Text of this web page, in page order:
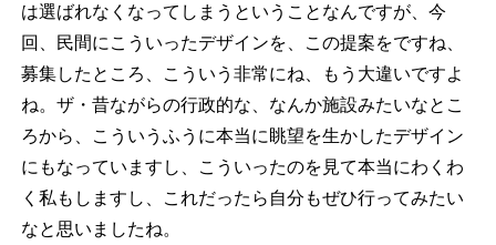
は選ばれなくなってしまうということなんですが、今
回、民間にこういったデザインを、この提案をですね、
募集したところ、こういう非常にね、もう大違いですよ
ね。ザ・昔ながらの行政的な、なんか施設みたいなとこ
ろから、こういうふうに本当に眺望を生かしたデザイン
にもなっていますし、こういったのを見て本当にわくわ
く私もしますし、これだったら自分もぜひ行ってみたい
なと思いましたね。